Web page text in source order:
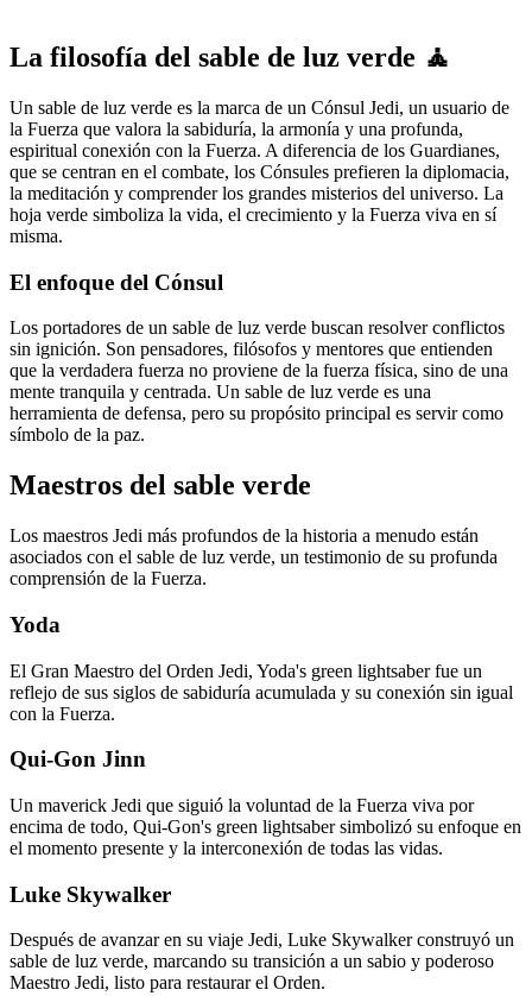
La filosofía del sable de luz verde 🧘
Un sable de luz verde es la marca de un Cónsul Jedi, un usuario de
la Fuerza que valora la sabiduría, la armonía y una profunda,
espiritual conexión con la Fuerza. A diferencia de los Guardianes,
que se centran en el combate, los Cónsules prefieren la diplomacia,
la meditación y comprender los grandes misterios del universo. La
hoja verde simboliza la vida, el crecimiento y la Fuerza viva en sí
misma.
El enfoque del Cónsul
Los portadores de un sable de luz verde buscan resolver conflictos
sin ignición. Son pensadores, filósofos y mentores que entienden
que la verdadera fuerza no proviene de la fuerza física, sino de una
mente tranquila y centrada. Un sable de luz verde es una
herramienta de defensa, pero su propósito principal es servir como
símbolo de la paz.
Maestros del sable verde
Los maestros Jedi más profundos de la historia a menudo están
asociados con el sable de luz verde, un testimonio de su profunda
comprensión de la Fuerza.
Yoda
El Gran Maestro del Orden Jedi, Yoda's green lightsaber fue un
reflejo de sus siglos de sabiduría acumulada y su conexión sin igual
con la Fuerza.
Qui-Gon Jinn
Un maverick Jedi que siguió la voluntad de la Fuerza viva por
encima de todo, Qui-Gon's green lightsaber simbolizó su enfoque en
el momento presente y la interconexión de todas las vidas.
Luke Skywalker
Después de avanzar en su viaje Jedi, Luke Skywalker construyó un
sable de luz verde, marcando su transición a un sabio y poderoso
Maestro Jedi, listo para restaurar el Orden.